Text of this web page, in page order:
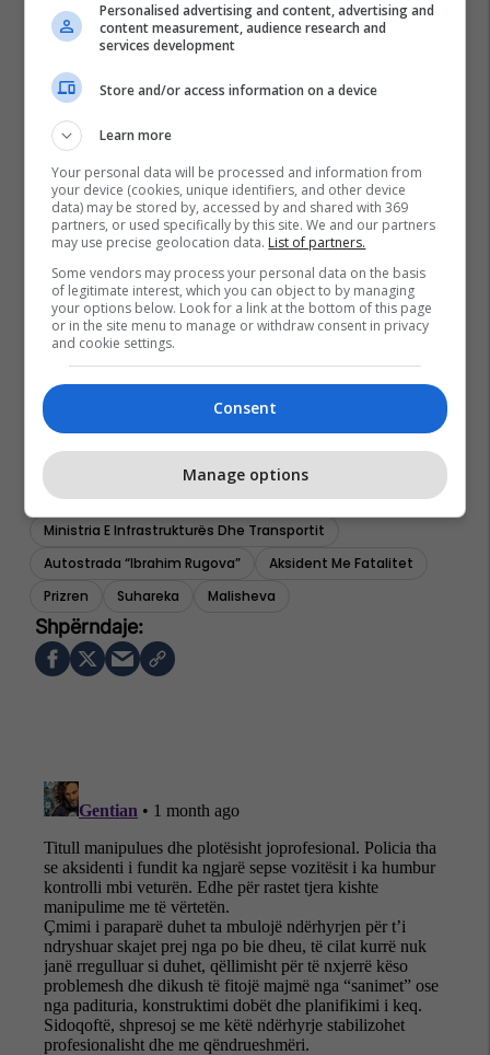
Ministria E Infrastrukturës Dhe Transportit
Autostrada “ibrahim Rugova”
Aksident Me Fatalitet
Prizren
Suhareka Malisheva
Personalised advertising and content, advertising and
content measurement, audience research and
services development
Store and/or access information on a device
Learn more
Your personal data will be processed and information from
your device (cookies, unique identifiers, and other device
data) may be stored by, accessed by and shared with 369
partners, or used specifically by this site. We and our partners
may use precise geolocation data. List of partners.
Some vendors may process your personal data on the basis
of legitimate interest, which you can object to by managing
your options below. Look for a link at the bottom of this page
or in the site menu to manage or withdraw consent in privacy
and cookie settings.
Consent
Manage options